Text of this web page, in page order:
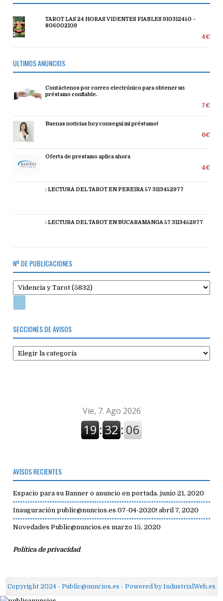
TAROT LAS 24 HORAS VIDENTES FIABLES 910312450 –
806002109
4€
ÚLTIMOS ANUNCIOS
Contáctenos por correo electrónico para obtener un
préstamo confiable.
7€
Buenas noticias hoy conseguí mi préstamo!
6€
Oferta de prestamo aplica ahora
4€
: LECTURA DEL TAROT EN PEREIRA 57 3113452977
: LECTURA DEL TAROT EN BUCARAMANGA 57 3113452977
Nº DE PUBLICACIONES
SECCIONES DE AVISOS
Secciones
de
AVISOS RECIENTES
Espacio para su Banner o anuncio en portada. junio 21, 2020
Inauguración public@nuncios.es 07-04-2020! abril 7, 2020
Novedades Public@nuncios.es marzo 15, 2020
Política de privacidad
Copyright 2024 - Public@nuncios.es - Powered by IndustrialWeb.es